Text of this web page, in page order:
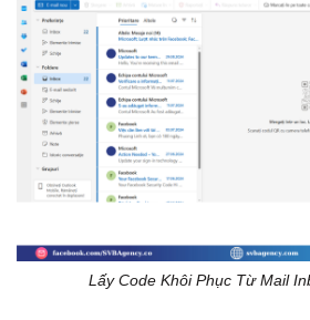
Lấy Code Khôi Phục Từ Mail